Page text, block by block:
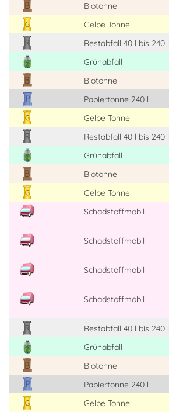
Biotonne
Gelbe Tonne
Restabfall 40 l bis 240 l
Grünabfall
Biotonne
Papiertonne 240 l
Gelbe Tonne
Restabfall 40 l bis 240 l
Grünabfall
Biotonne
Gelbe Tonne
Schadstoffmobil
Schadstoffmobil
Schadstoffmobil
Schadstoffmobil
Restabfall 40 l bis 240 l
Grünabfall
Biotonne
Papiertonne 240 l
Gelbe Tonne